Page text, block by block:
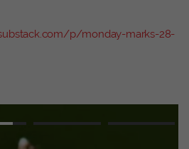
p/monday-marks-28-